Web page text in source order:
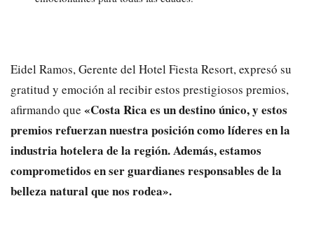
Eidel Ramos, Gerente del Hotel Fiesta Resort, expresó su
gratitud y emoción al recibir estos prestigiosos premios,
afirmando que «Costa Rica es un destino único, y estos
premios refuerzan nuestra posición como líderes en la
industria hotelera de la región. Además, estamos
comprometidos en ser guardianes responsables de la
belleza natural que nos rodea».